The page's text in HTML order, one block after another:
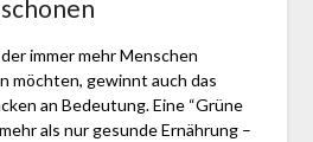
immer mehr Menschen
möchten, gewinnt auch das
an Bedeutung. Eine “Grüne
als nur gesunde Ernährung –